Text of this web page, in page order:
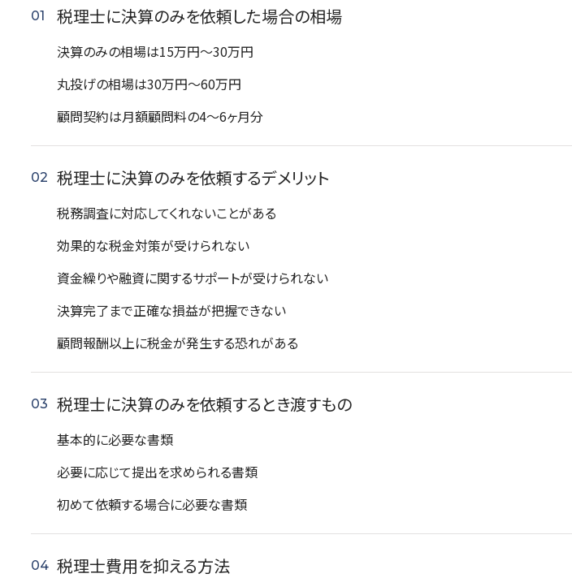
税理士に決算のみを依頼した場合の相場
決算のみの相場は15万円～30万円
丸投げの相場は30万円～60万円
顧問契約は月額顧問料の4〜6ヶ月分
税理士に決算のみを依頼するデメリット
税務調査に対応してくれないことがある
効果的な税金対策が受けられない
資金繰りや融資に関するサポートが受けられない
決算完了まで正確な損益が把握できない
顧問報酬以上に税金が発生する恐れがある
税理士に決算のみを依頼するとき渡すもの
基本的に必要な書類
必要に応じて提出を求められる書類
初めて依頼する場合に必要な書類
税理士費用を抑える方法